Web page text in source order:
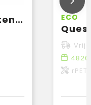
Perugia A4 documentenmap ECO
4826